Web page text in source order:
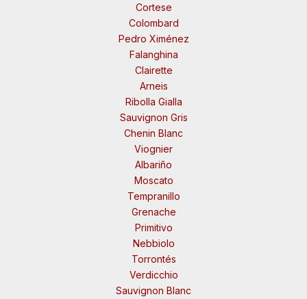
Cortese
Colombard
Pedro Ximénez
Falanghina
Clairette
Arneis
Ribolla Gialla
Sauvignon Gris
Chenin Blanc
Viognier
Albariño
Moscato
Tempranillo
Grenache
Primitivo
Nebbiolo
Torrontés
Verdicchio
Sauvignon Blanc